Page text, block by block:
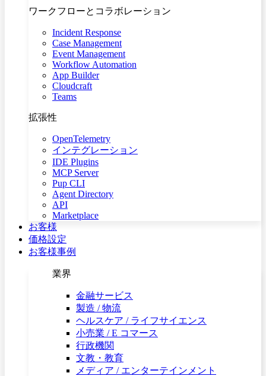
ワークフローとコラボレーション
Incident Response
Case Management
Event Management
Workflow Automation
App Builder
Cloudcraft
Teams
拡張性
OpenTelemetry
インテグレーション
IDE Plugins
MCP Server
Pup CLI
Agent Directory
API
Marketplace
お客様
価格設定
お客様事例
業界
金融サービス
製造 / 物流
ヘルスケア / ライフサイエンス
小売業 / E コマース
行政機関
文教・教育
メディア / エンターテインメント